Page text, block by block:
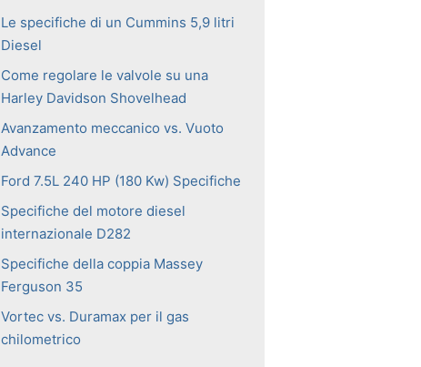
Le specifiche di un Cummins 5,9 litri
Diesel
Come regolare le valvole su una
Harley Davidson Shovelhead
Avanzamento meccanico vs. Vuoto
Advance
Ford 7.5L 240 HP (180 Kw) Specifiche
Specifiche del motore diesel
internazionale D282
Specifiche della coppia Massey
Ferguson 35
Vortec vs. Duramax per il gas
chilometrico